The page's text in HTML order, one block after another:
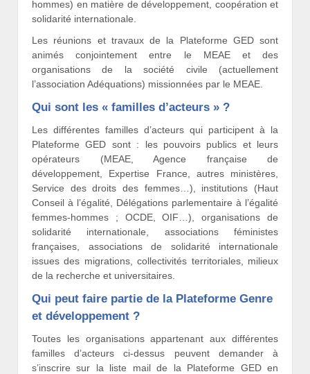
hommes) en matière de développement, coopération et
solidarité internationale.
Les réunions et travaux de la Plateforme GED sont
animés conjointement entre le MEAE et des
organisations de la société civile (actuellement
l’association Adéquations) missionnées par le MEAE.
Qui sont les « familles d’acteurs » ?
Les différentes familles d’acteurs qui participent à la
Plateforme GED sont : les pouvoirs publics et leurs
opérateurs (MEAE, Agence française de
développement, Expertise France, autres ministères,
Service des droits des femmes…), institutions (Haut
Conseil à l’égalité, Délégations parlementaire à l’égalité
femmes-hommes ; OCDE, OIF…), organisations de
solidarité internationale, associations féministes
françaises, associations de solidarité internationale
issues des migrations, collectivités territoriales, milieux
de la recherche et universitaires.
Qui peut faire partie de la Plateforme Genre
et développement ?
Toutes les organisations appartenant aux différentes
familles d’acteurs ci-dessus peuvent demander à
s’inscrire sur la liste mail de la Plateforme GED en